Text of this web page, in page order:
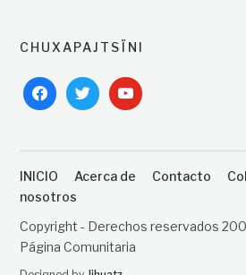
CHUXAPAJTSÏNI
facebooktwitteryoutube
INICIO Acerca de Contacto
nosotros
Copyright - Derechos reservados
Página Comunitaria